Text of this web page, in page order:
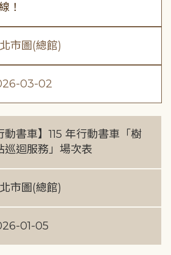
！
市圖(總館)
03-02
動書車】115 年行動書車「樹
巡迴服務」場次表
市圖(總館)
01-05